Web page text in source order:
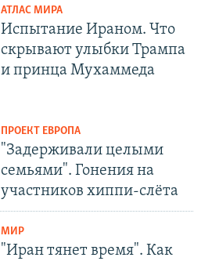
АТЛАС МИРА
Испытание Ираном. Что
скрывают улыбки Трампа
и принца Мухаммеда
ПРОЕКТ ЕВРОПА
"Задерживали целыми
семьями". Гонения на
участников хиппи-слёта
МИР
"Иран тянет время". Как